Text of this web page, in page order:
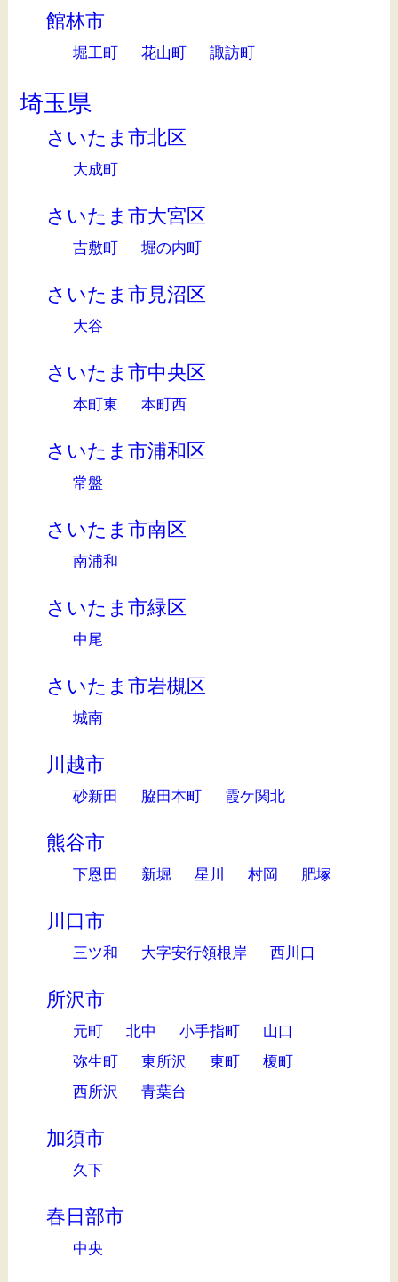
館林市
堀工町 花山町 諏訪町
埼玉県
さいたま市北区
大成町
さいたま市大宮区
吉敷町 堀の内町
さいたま市見沼区
大谷
さいたま市中央区
本町東 本町西
さいたま市浦和区
常盤
さいたま市南区
南浦和
さいたま市緑区
中尾
さいたま市岩槻区
城南
川越市
砂新田 脇田本町 霞ケ関北
熊谷市
下恩田 新堀 星川 村岡 肥塚
川口市
三ツ和 大字安行領根岸 西川口
所沢市
元町 北中 小手指町
山口
弥生町
東所沢 東町
榎町
西所沢
青葉台
加須市
久下
春日部市
中央